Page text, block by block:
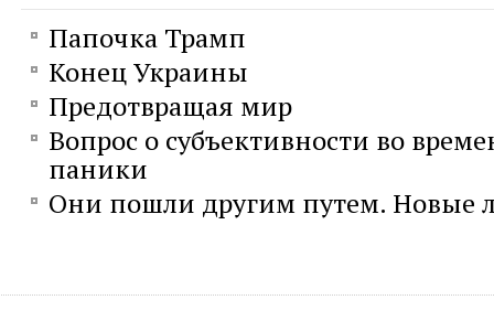
Папочка Трамп
Конец Украины
Предотвращая мир
Вопрос о субъективности во
паники
Они пошли другим путем. Новые